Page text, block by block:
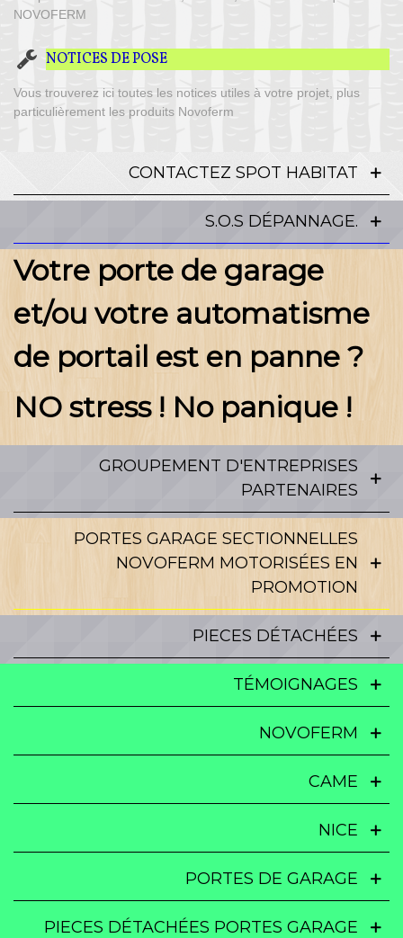
NOVOFERM
NOTICES DE POSE
Vous trouverez ici toutes les notices utiles à votre projet, plus
particulièrement les produits Novoferm
CONTACTEZ SPOT HABITAT
S.O.S DÉPANNAGE.
Votre porte de garage
et/ou votre automatisme
de portail est en panne ?
NO stress ! No panique !
GROUPEMENT D'ENTREPRISES
PARTENAIRES
PORTES GARAGE SECTIONNELLES
NOVOFERM MOTORISÉES EN
PROMOTION
PIECES DÉTACHÉES
TÉMOIGNAGES
NOVOFERM
CAME
NICE
PORTES DE GARAGE
PIECES DÉTACHÉES PORTES GARAGE